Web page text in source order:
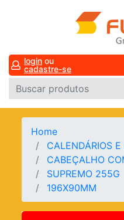
login ou
cadastre-se
Home
CALENDÁRIOS
CABEÇALHO
SUPREMO 255G
196X90MM